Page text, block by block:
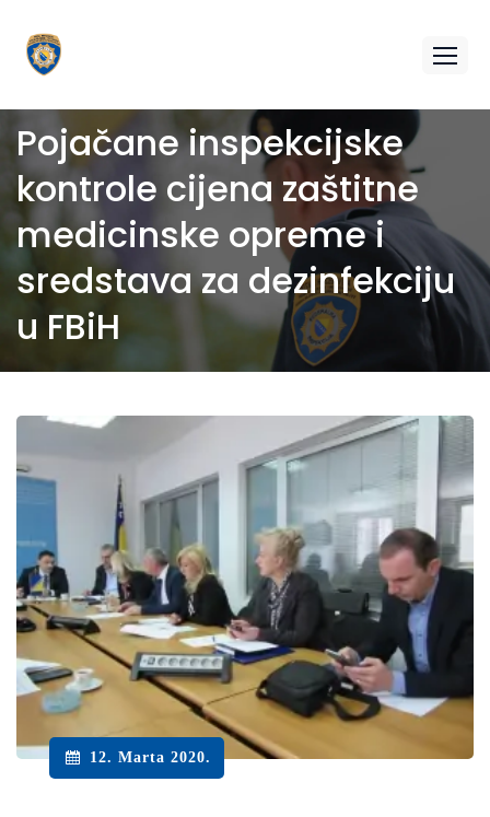
Pojačane inspekcijske
kontrole cijena zaštitne
medicinske opreme i
sredstava za dezinfekciju
u FBiH
12. Marta 2020.